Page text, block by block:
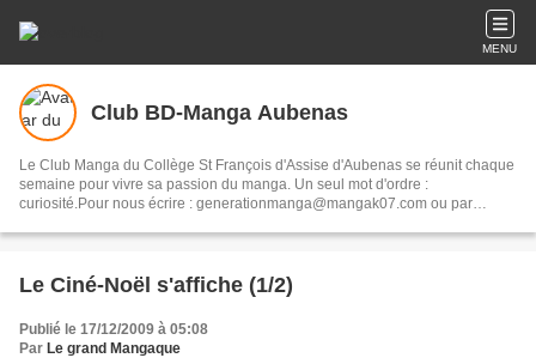
MENU
Club BD-Manga Aubenas
Le Club Manga du Collège St François d'Assise d'Aubenas se réunit chaque
semaine pour vivre sa passion du manga. Un seul mot d'ordre :
curiosité.Pour nous écrire : generationmanga@mangak07.com ou par
Aubenas
Le Ciné-Noël s'affiche (1/2)
Publié le 17/12/2009 à 05:08
Par Le grand Mangaque